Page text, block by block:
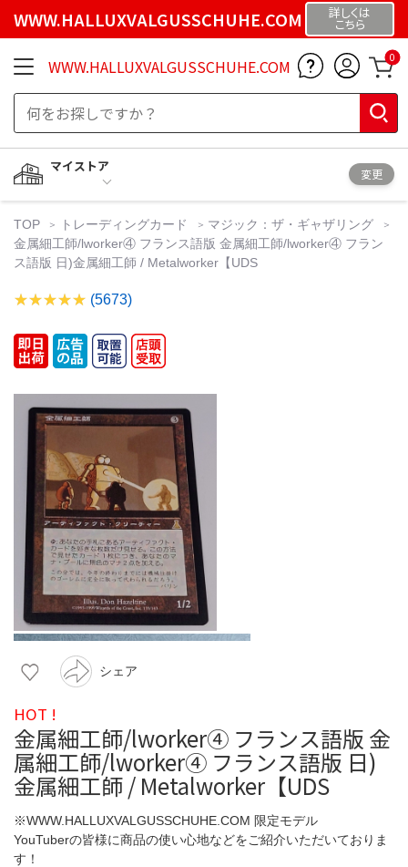
WWW.HALLUXVALGUSSCHUHE.COM 詳しくは
こちら
WWW.HALLUXVALGUSSCHUHE.COM 0
マイストア
変更
TOP トレーディングカード
マジック：ザ・ギャザリング
金属細工師/lworker④ フランス語版 金属細工師/lworker④ フラン
ス語版 日)金属細工師 / Metalworker【UDS
(5673)
シェア
HOT !
金属細工師/lworker④ フランス語版 金
属細工師/lworker④ フランス語版 日)
金属細工師 / Metalworker【UDS
※WWW.HALLUXVALGUSSCHUHE.COM 限定モデル
YouTuberの皆様に商品の使い心地などをご紹介いただいておりま
す！